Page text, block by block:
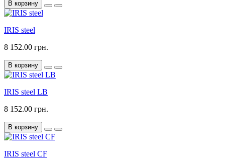
В корзину
IRIS steel
8 152.00 грн.
В корзину
IRIS steel LB
8 152.00 грн.
В корзину
IRIS steel CF